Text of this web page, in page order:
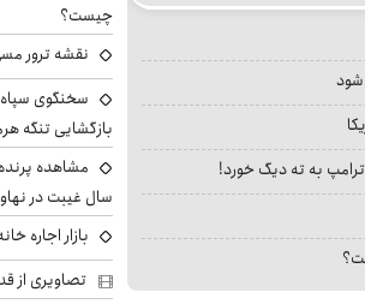
ترامپ به ته دیگ خورد!
چیست؟
نقشه ترور
سخنگوی
بازگشایی تنگه
سال غیبت در
بازار اجاره
تصاویری از